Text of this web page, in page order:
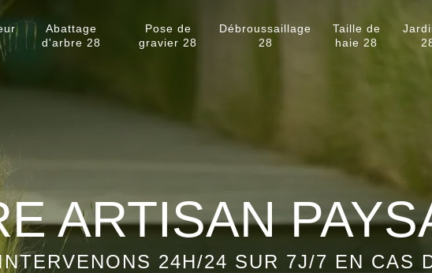
Abattage
d'arbre 28
Pose de
gravier 28
Débroussaillage
28
Taille de
haie 28
ARTISAN
24H/24 SUR 7J/7 EN CAS